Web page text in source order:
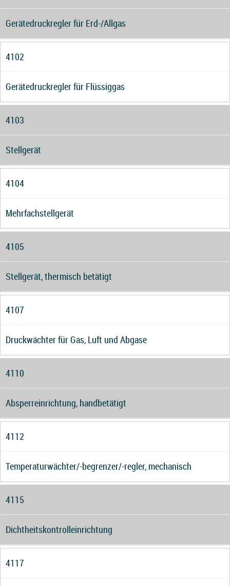
Gerätedruckregler für Erd-/Allgas
4102
Gerätedruckregler für Flüssiggas
4103
Stellgerät
4104
Mehrfachstellgerät
4105
Stellgerät, thermisch betätigt
4107
Druckwächter für Gas, Luft und Abgase
4110
Absperreinrichtung, handbetätigt
4112
Temperaturwächter/-begrenzer/-regler, mechanisch
4115
Dichtheitskontrolleinrichtung
4117